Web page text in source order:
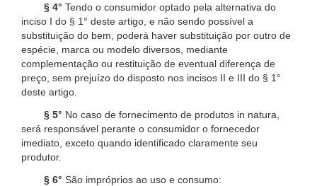
§ 4° Tendo o consumidor optado pela alternativa do
inciso I do § 1° deste artigo, e não sendo possível a
substituição do bem, poderá haver substituição por outro de
espécie, marca ou modelo diversos, mediante
complementação ou restituição de eventual diferença de
preço, sem prejuízo do disposto nos incisos II e III do § 1°
deste artigo.
§ 5° No caso de fornecimento de produtos in natura,
será responsável perante o consumidor o fornecedor
imediato, exceto quando identificado claramente seu
produtor.
§ 6° São impróprios ao uso e consumo: